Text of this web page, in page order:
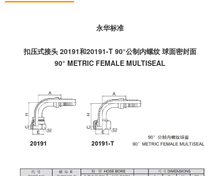
永华标准
扣压式接头 20191和20191-T 90°公制内螺纹 球面密封面
90° METRIC FEMALE MULTISEAL